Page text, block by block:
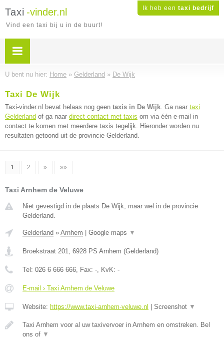
Ik heb een taxi bedrijf
Taxi -vinder.nl
Vind een taxi bij u in de buurt!
U bent nu hier: Home » Gelderland » De Wijk
Taxi De Wijk
Taxi-vinder.nl bevat helaas nog geen taxis in De Wijk. Ga naar taxi
Gelderland of ga naar direct contact met taxis om via één e-mail in
contact te komen met meerdere taxis tegelijk. Hieronder worden nu
resultaten getoond uit de provincie Gelderland.
1 2 » »»
Taxi Arnhem de Veluwe
Niet gevestigd in de plaats De Wijk, maar wel in de provincie
Gelderland.
Gelderland » Arnhem Google maps ▼
Broekstraat 201, 6928 PS Arnhem (Gelderland)
Tel: 026 6 666 666, Fax: -, KvK: -
E-mail › Taxi Arnhem de Veluwe
Website: https://www.taxi-arnhem-veluwe.nl Screenshot ▼
Taxi Arnhem voor al uw taxivervoer in Arnhem en omstreken. Bel
ons of ▼